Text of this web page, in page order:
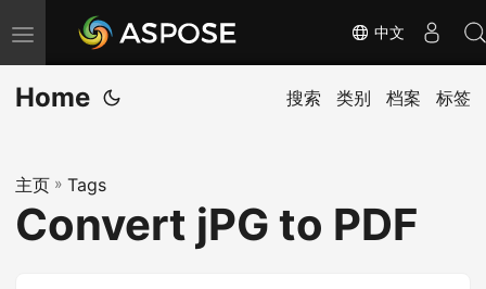
切
换
导
中文
Home 搜索 类别 档案 标签
主页 » Tags
Convert jPG to PDF